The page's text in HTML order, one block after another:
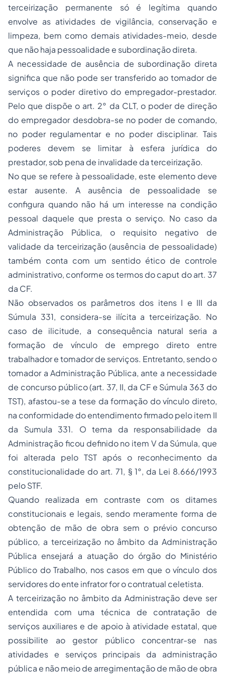
terceirização permanente só é legítima quando
envolve as atividades de vigilância, conservação e
limpeza, bem como demais atividades-meio, desde
que não haja pessoalidade e subordinação direta.
A necessidade de ausência de subordinação direta
significa que não pode ser transferido ao tomador de
serviços o poder diretivo do empregador-prestador.
Pelo que dispõe o art. 2° da CLT, o poder de direção
do empregador desdobra-se no poder de comando,
no poder regulamentar e no poder disciplinar. Tais
poderes devem se limitar à esfera jurídica do
prestador, sob pena de invalidade da terceirização.
No que se refere à pessoalidade, este elemento deve
estar ausente. A ausência de pessoalidade se
configura quando não há um interesse na condição
pessoal daquele que presta o serviço. No caso da
Administração Pública, o requisito negativo de
validade da terceirização (ausência de pessoalidade)
também conta com um sentido ético de controle
administrativo, conforme os termos do caput do art. 37
da CF.
Não observados os parâmetros dos itens I e III da
Súmula 331, considera-se ilícita a terceirização. No
caso de ilicitude, a consequência natural seria a
formação de vínculo de emprego direto entre
trabalhador e tomador de serviços. Entretanto, sendo o
tomador a Administração Pública, ante a necessidade
de concurso público (art. 37, II, da CF e Súmula 363 do
TST), afastou-se a tese da formação do vínculo direto,
na conformidade do entendimento firmado pelo item II
da Sumula 331. O tema da responsabilidade da
Administração ficou definido no item V da Súmula, que
foi alterada pelo TST após o reconhecimento da
constitucionalidade do art. 71, § 1°, da Lei 8.666/1993
pelo STF.
Quando realizada em contraste com os ditames
constitucionais e legais, sendo meramente forma de
obtenção de mão de obra sem o prévio concurso
público, a terceirização no âmbito da Administração
Pública ensejará a atuação do órgão do Ministério
Público do Trabalho, nos casos em que o vínculo dos
servidores do ente infrator for o contratual celetista.
A terceirização no âmbito da Administração deve ser
entendida com uma técnica de contratação de
serviços auxiliares e de apoio à atividade estatal, que
possibilite ao gestor público concentrar-se nas
atividades e serviços principais da administração
pública e não meio de arregimentação de mão de obra